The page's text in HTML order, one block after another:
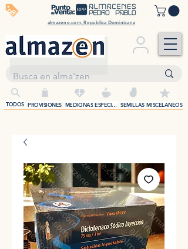
almazene.com, Republica Dominicana
off
+
PROVISIONES MEDICINAS SEMILLAS
ESPECIAS MISCELANEOS
TODOS